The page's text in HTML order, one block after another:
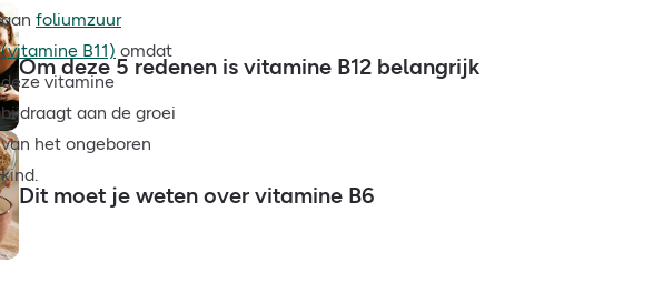
aan foliumzuur
(vitamine B11) omdat
deze vitamine
bijdraagt aan de groei
van het ongeboren
kind.
Om deze 5 redenen is vitamine B12 belangrijk
Dit moet je weten over vitamine B6